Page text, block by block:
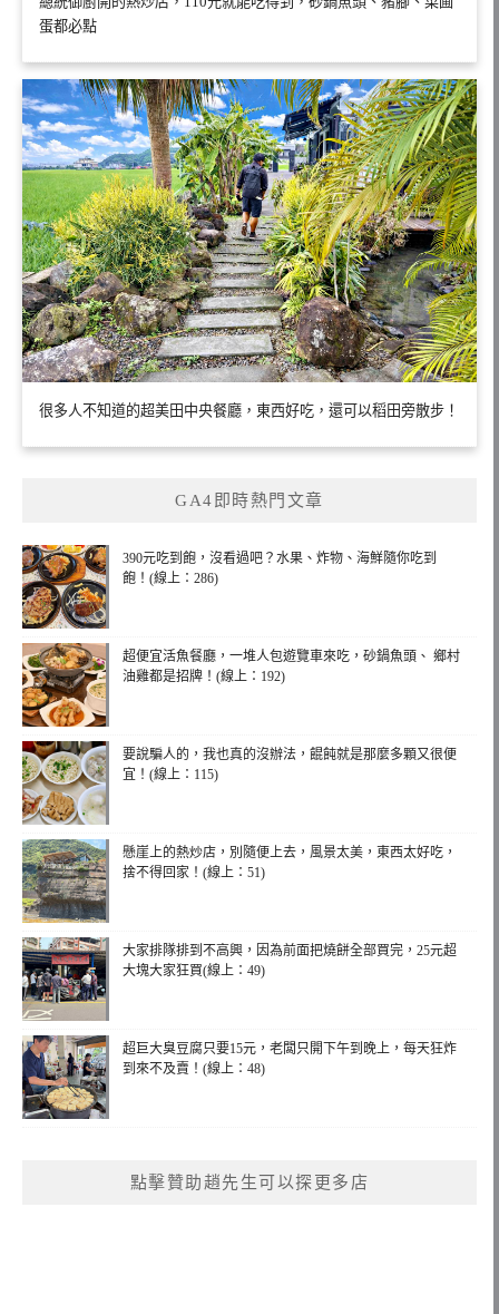
蛋都必點
很多人不知道的超美田中央餐廳，東西好吃，還可以稻田旁散步！
GA4即時熱門文章
390元吃到飽，沒看過吧？水果、炸物、海鮮隨你吃到
飽！(線上：286)
超便宜活魚餐廳，一堆人包遊覽車來吃，砂鍋魚頭、 鄉村
油雞都是招牌！(線上：192)
要說騙人的，我也真的沒辦法，餛飩就是那麼多顆又很便
宜！(線上：115)
懸崖上的熱炒店，別隨便上去，風景太美，東西太好吃，
捨不得回家！(線上：51)
大家排隊排到不高興，因為前面把燒餅全部買完，25元超
大塊大家狂買(線上：49)
超巨大臭豆腐只要15元，老闆只開下午到晚上，每天狂炸
到來不及賣！(線上：48)
點擊贊助趙先生可以探更多店